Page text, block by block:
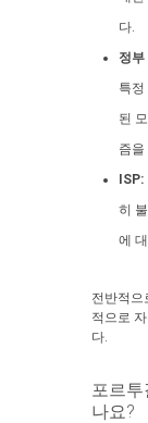
다.
정부
특정
된
즘을
ISP:
히
에
전반적으
적으로
다.
포르
나요?